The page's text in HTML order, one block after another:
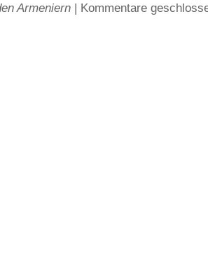
Armeniern | Kommentare